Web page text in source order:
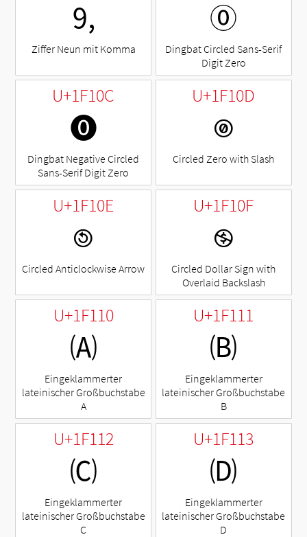
🄊
Ziffer Neun mit Komma
🄋
Dingbat Circled Sans-Serif
Digit Zero
U+1F10C
🄌
Dingbat Negative Circled
Sans-Serif Digit Zero
U+1F10D
🄍
Circled Zero with Slash
U+1F10E
🄎
Circled Anticlockwise Arrow
U+1F10F
🄏
Circled Dollar Sign with
Overlaid Backslash
U+1F110
🄐
Eingeklammerter
lateinischer Großbuchstabe
A
U+1F111
🄑
Eingeklammerter
lateinischer Großbuchstabe
B
U+1F112
🄒
Eingeklammerter
lateinischer Großbuchstabe
C
U+1F113
🄓
Eingeklammerter
lateinischer Großbuchstabe
D